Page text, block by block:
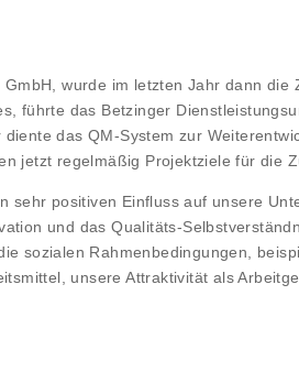
wurde im letzten Jahr dann
führte das Betzinger
das QM-System zur
jetzt regelmäßig Projektziele für die
sehr positiven Einfluss auf unsere
und das Qualitäts-
sozialen Rahmenbedingungen,
unsere Attraktivität als